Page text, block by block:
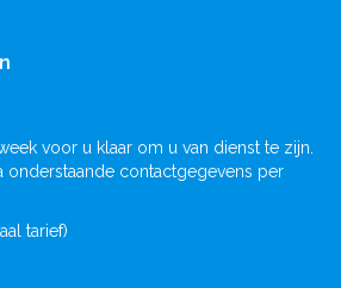
voor u klaar om u van dienst te zijn.
onderstaande contactgegevens per
tarief)